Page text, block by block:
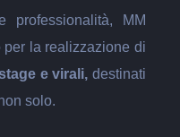
professionalità, MM
per la realizzazione di
e virali, destinati
solo.